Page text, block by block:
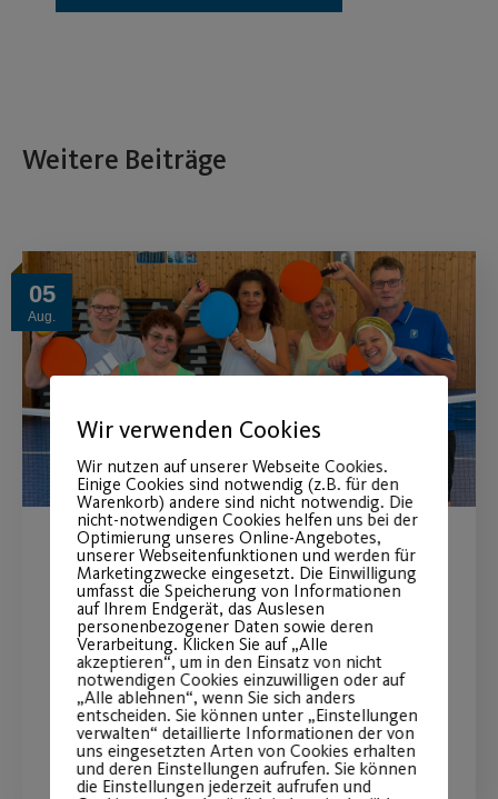
Weitere Beiträge
05
Aug.
Erfolgreicher Lenkball-
Lehrgang
Zwei neue Kurse starten im September
WEITERLESEN
Wir verwenden Cookies
Wir nutzen auf unserer Webseite Cookies.
Einige Cookies sind notwendig (z.B. für den
Warenkorb) andere sind nicht notwendig. Die
nicht-notwendigen Cookies helfen uns bei der
Optimierung unseres Online-Angebotes,
unserer Webseitenfunktionen und werden für
Marketingzwecke eingesetzt. Die Einwilligung
umfasst die Speicherung von Informationen
auf Ihrem Endgerät, das Auslesen
personenbezogener Daten sowie deren
Verarbeitung. Klicken Sie auf „Alle
akzeptieren“, um in den Einsatz von nicht
notwendigen Cookies einzuwilligen oder auf
„Alle ablehnen“, wenn Sie sich anders
entscheiden. Sie können unter „Einstellungen
verwalten“ detaillierte Informationen der von
uns eingesetzten Arten von Cookies erhalten
und deren Einstellungen aufrufen. Sie können
die Einstellungen jederzeit aufrufen und